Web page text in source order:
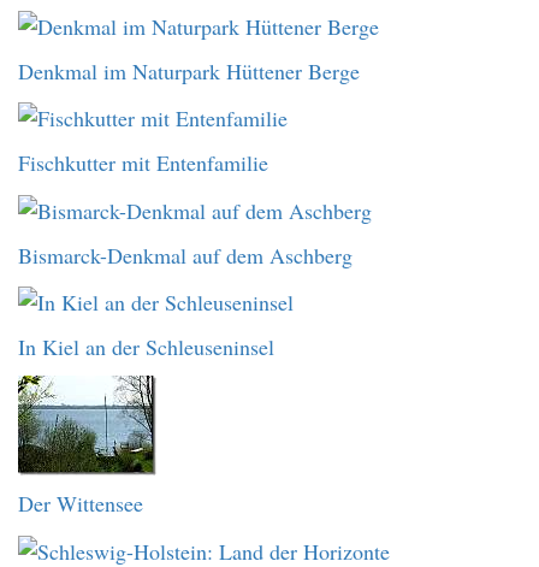
Denkmal im Naturpark Hüttener Berge
Fischkutter mit Entenfamilie
Bismarck-Denkmal auf dem Aschberg
In Kiel an der Schleuseninsel
Der Wittensee